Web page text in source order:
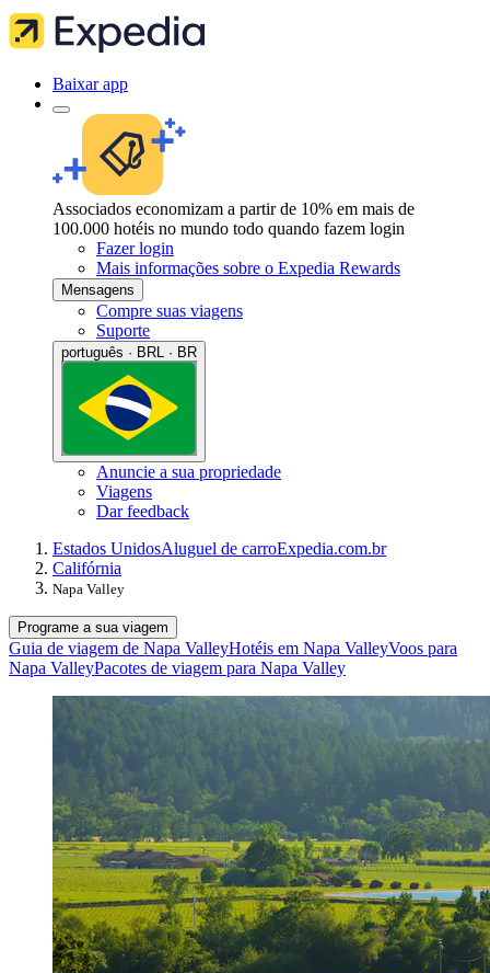
Baixar app
Associados economizam a partir de 10% em mais de
100.000 hotéis no mundo todo quando fazem login
Fazer login
Mais informações sobre o Expedia Rewards
Mensagens
Compre suas viagens
Suporte
português · BRL · BR
Anuncie a sua propriedade
Viagens
Dar feedback
Estados UnidosAluguel de carroExpedia.com.br
Califórnia
Napa Valley
Programe a sua viagem
Guia de viagem de Napa ValleyHotéis em Napa ValleyVoos para
Napa ValleyPacotes de viagem para Napa Valley